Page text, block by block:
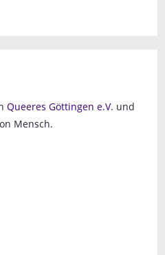
Queeres Göttingen e.V. und
Mensch.